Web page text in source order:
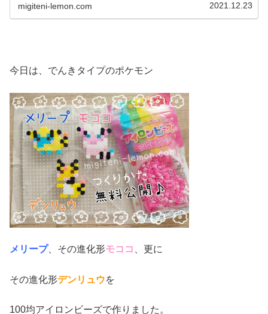
migiteni-lemon.com 2021.12.23
今日は、でんきタイプのポケモン
メリープ、その進化形モココ 、更に
その進化形デンリュウを
100均アイロンビーズで作りました。